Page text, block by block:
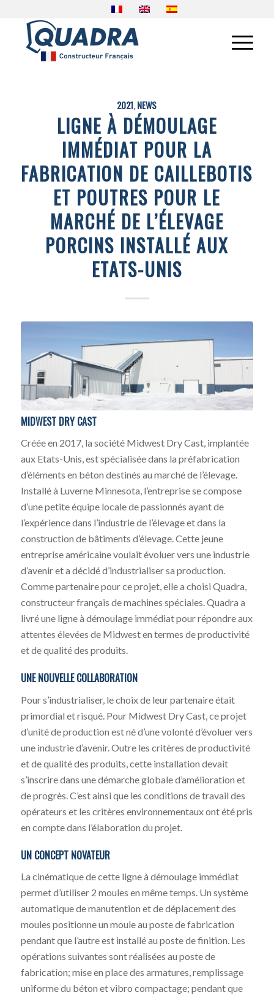
2021,NEWS
LIGNE À DÉMOULAGE
IMMÉDIAT POUR LA
FABRICATION DE CAILLEBOTIS
ET POUTRES POUR LE
MARCHÉ DE L’ÉLEVAGE
PORCINS INSTALLÉ AUX
ETATS-UNIS
MIDWEST DRY CAST
Créée en 2017, la société Midwest Dry Cast, implantée
aux Etats-Unis, est spécialisée dans la préfabrication
d’éléments en béton destinés au marché de l’élevage.
Installé à Luverne Minnesota, l’entreprise se compose
d’une petite équipe locale de passionnés ayant de
l’expérience dans l’industrie de l’élevage et dans la
construction de bâtiments d’élevage. Cette jeune
entreprise américaine voulait évoluer vers une industrie
d’avenir et a décidé d’industrialiser sa production.
Comme partenaire pour ce projet, elle a choisi Quadra,
constructeur français de machines spéciales. Quadra a
livré une ligne à démoulage immédiat pour répondre aux
attentes élevées de Midwest en termes de productivité
et de qualité des produits.
UNE NOUVELLE COLLABORATION
Pour s’industrialiser, le choix de leur partenaire était
primordial et risqué. Pour Midwest Dry Cast, ce projet
d’unité de production est né d’une volonté d’évoluer vers
une industrie d’avenir. Outre les critères de productivité
et de qualité des produits, cette installation devait
s’inscrire dans une démarche globale d’amélioration et
de progrès. C’est ainsi que les conditions de travail des
opérateurs et les critères environnementaux ont été pris
en compte dans l’élaboration du projet.
UN CONCEPT NOVATEUR
La cinématique de cette ligne à démoulage immédiat
permet d’utiliser 2 moules en même temps. Un système
automatique de manutention et de déplacement des
moules positionne un moule au poste de fabrication
pendant que l’autre est installé au poste de finition. Les
opérations suivantes sont réalisées au poste de
fabrication; mise en place des armatures, remplissage
uniforme du béton et vibro compactage; pendant que